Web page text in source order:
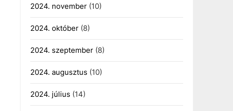
2024. november(10)
2024. október(8)
2024. szeptember(8)
2024. augusztus (10)
2024. július (14)